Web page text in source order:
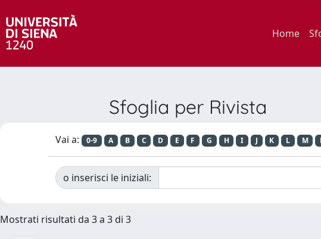
Home
Sfoglia per Rivista
Vai a: 0-9 A B C D E F G H I J K L M
o inserisci le iniziali:
Mostrati risultati da 3 a 3 di 3